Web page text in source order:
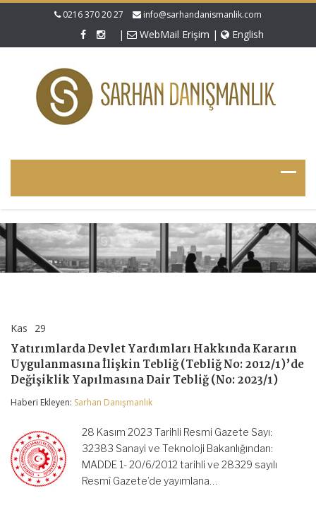
0216 370 20 27 info@sarhandanismanlik.com
| WebMail Erişim | English
Kas 29
Yardımları
Hakkında
Kararın
Uygulanmasına
İlişkin
2012/1)’de
Değişiklik
Yapılmasına
Yatırımlarda Devlet Yardımları Hakkında Kararın
Uygulanmasına İlişkin Tebliğ (Tebliğ No: 2012/1)’de
Değişiklik Yapılmasına Dair Tebliğ (No: 2023/1)
Haberi Ekleyen: Sarhan Danışmanlık
28 Kasım 2023 Tarihli Resmi Gazete Sayı:
32383 Sanayi ve Teknoloji Bakanlığından:
MADDE 1- 20/6/2012 tarihli ve 28329 sayılı
Resmî Gazete’de yayımlana…